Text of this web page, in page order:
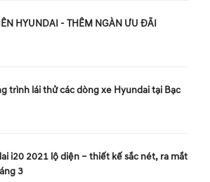
HYUNDAI - THÊM NGÀN ƯU ĐÃI
trình lái thử các dòng xe Hyundai tại Bạc
i20 2021 lộ diện – thiết kế sắc nét, ra mắt
3